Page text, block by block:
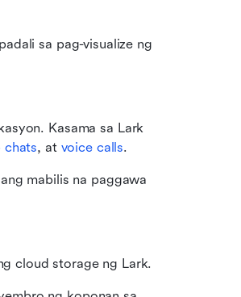
sa pag-visualize ng
Kasama sa Lark
chats, at voice calls.
mabilis na paggawa
cloud storage ng Lark.